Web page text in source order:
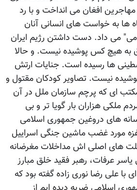
مهاجرین افغان می انداخت و با رد
ها به خواست های انسانی آنان
می داد. دست داشتن رژیم ایران
به هیچ کس پوشیده نیست. و حالا
ها رسیده است. جنایات ارتش
نیست. تصاویر کودکان مقتول و
ای که پرچم سازمان ملل در آن
ملکی هزاران بار گویا تر و بی
های دروغین جمهوری اسلامی
مورد غضب ماشین جنگی اسراییل
علت های اصلی اش مداخلات مغرضانه
یاسر عرفات، رهبر فقید خلق مبارز
با علی رضا نوری زاده گفته بود که